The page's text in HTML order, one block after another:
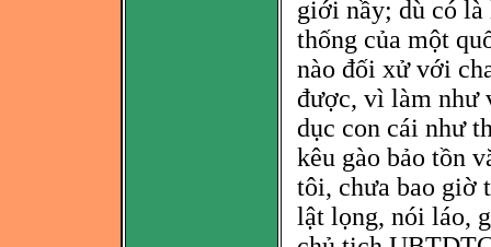
giới nầy; dù có là
thống của một
nào đối xử với
được, vì làm như
dục con cái như
kêu gào bảo tồn
tôi, chưa bao giờ
lật lọng, nói láo,